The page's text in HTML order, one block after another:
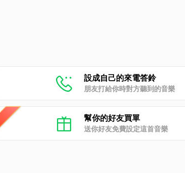
設成自己的來電答鈴
朋友打給你時對方聽到的音樂
幫你的好友買單
送你好友免費設定這首音樂